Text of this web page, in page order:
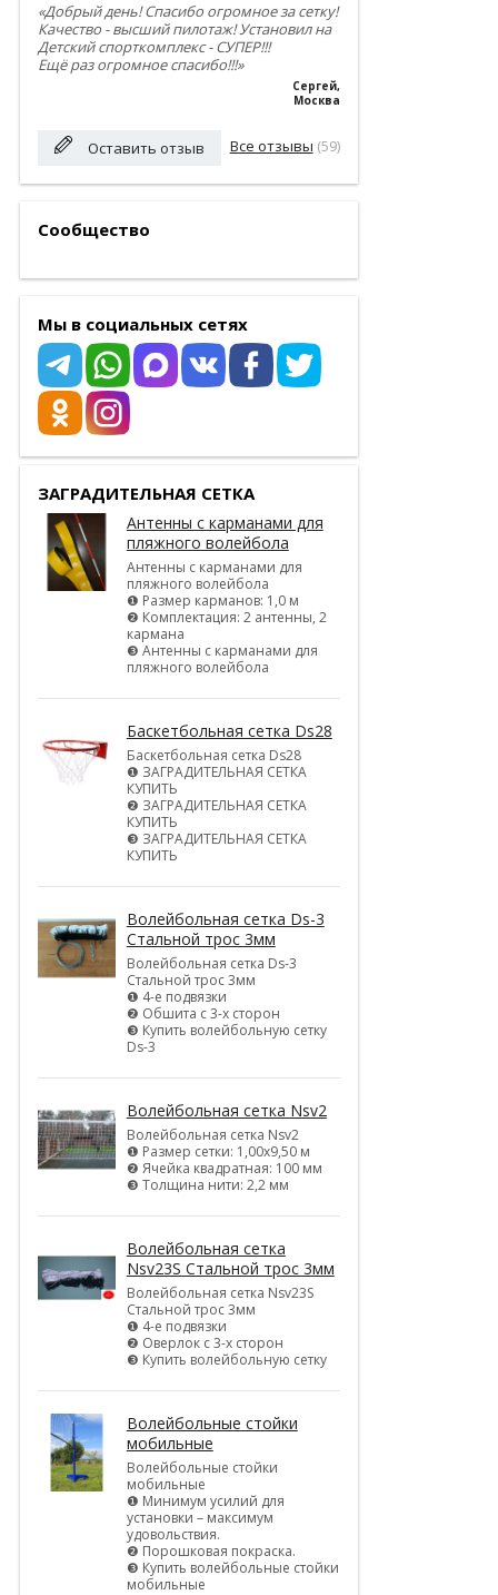
«Добрый день! Спасибо огромное за сетку!
Качество - высший пилотаж! Установил на
Детский спорткомплекс - СУПЕР!!!
Ещё раз огромное спасибо!!!»
Сергей,
Москва
Оставить отзыв Все отзывы (59)
Сообщество
Мы в социальных сетях
ЗАГРАДИТЕЛЬНАЯ СЕТКА
Антенны с карманами для
пляжного волейбола
Антенны с карманами для
пляжного волейбола
❶ Размер карманов: 1,0 м
❷ Комплектация: 2 антенны, 2
кармана
❸ Антенны с карманами для
пляжного волейбола
Баскетбольная сетка Ds28
Баскетбольная сетка Ds28
❶ ЗАГРАДИТЕЛЬНАЯ СЕТКА
КУПИТЬ
❷ ЗАГРАДИТЕЛЬНАЯ СЕТКА
КУПИТЬ
❸ ЗАГРАДИТЕЛЬНАЯ СЕТКА
КУПИТЬ
Волейбольная сетка Ds-3
Стальной трос 3мм
Волейбольная сетка Ds-3
Стальной трос 3мм
❶ 4-е подвязки
❷ Обшита с 3-х сторон
❸ Купить волейбольную сетку
Ds-3
Волейбольная сетка Nsv2
Волейбольная сетка Nsv2
❶ Размер сетки: 1,00х9,50 м
❷ Ячейка квадратная: 100 мм
❸ Толщина нити: 2,2 мм
Волейбольная сетка
Nsv23S Стальной трос 3мм
Волейбольная сетка Nsv23S
Стальной трос 3мм
❶ 4-е подвязки
❷ Оверлок с 3-х сторон
❸ Купить волейбольную сетку
Волейбольные стойки
мобильные
Волейбольные стойки
мобильные
❶ Минимум усилий для
установки – максимум
удовольствия.
❷ Порошковая покраска.
❸ Купить волейбольные стойки
мобильные